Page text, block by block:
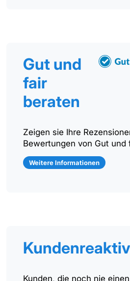
Gut und
fair
beraten
Zeigen sie Ihre
Bewertungen von Gut und
Weitere Informationen
Kunden, die noch nie